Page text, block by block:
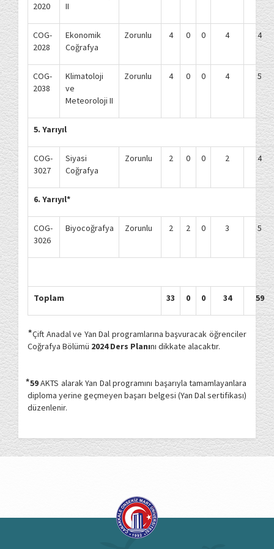
2020
II
COG-
2028
Ekonomik
Coğrafya
Zorunlu 4 0 0 4 4
COG-
2038
Klimatoloji
ve
Meteoroloji II
Zorunlu 4 0 0 4 5
5. Yarıyıl
COG-
3027
Siyasi
Coğrafya
Zorunlu 2 0 0 2 4
6. Yarıyıl*
COG-
3026
Biyocoğrafya Zorunlu 2 2 0 3 5
Toplam 33 0 0 34 59
⃰Çift Anadal ve Yan Dal programlarına başvuracak öğrenciler
Coğrafya Bölümü 2024 Ders Planını dikkate alacaktır.
⃰ 59AKTS alarak Yan Dal programını başarıyla tamamlayanlara
diploma yerine geçmeyen başarı belgesi (Yan Dal sertifikası)
düzenlenir.